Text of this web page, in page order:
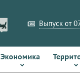
Выпуск от
Экономика